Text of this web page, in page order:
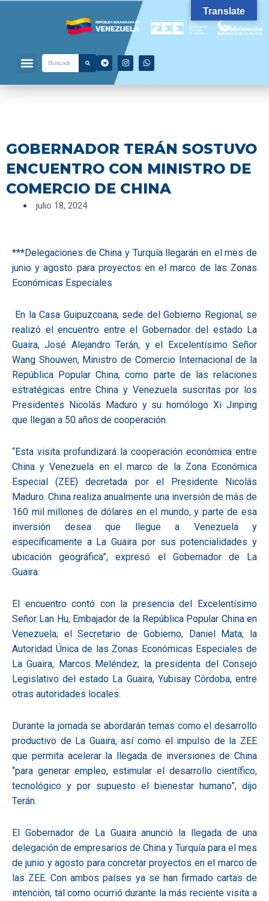
Search
Search T
e
l
I
n
s
W
h
a
Menu
GOBERNADOR TERÁN SOSTUVO
ENCUENTRO CON MINISTRO DE
COMERCIO DE CHINA
julio 18, 2024
***Delegaciones de China y Turquía llegarán en el mes de
junio y agosto para proyectos en el marco de las Zonas
Económicas Especiales
En la Casa Guipuzcoana, sede del Gobierno Regional, se
realizó el encuentro entre el Gobernador del estado La
Guaira, José Alejandro Terán, y el Excelentísimo Señor
Wang Shouwen, Ministro de Comercio Internacional de la
República Popular China, como parte de las relaciones
estratégicas entre China y Venezuela suscritas por los
Presidentes Nicolás Maduro y su homólogo Xi Jinping
que llegan a 50 años de cooperación.
“Esta visita profundizará la cooperación económica entre
China y Venezuela en el marco de la Zona Económica
Especial (ZEE) decretada por el Presidente Nicolás
Maduro. China realiza anualmente una inversión de más de
160 mil millones de dólares en el mundo, y parte de esa
inversión desea que llegue a Venezuela y
específicamente a La Guaira por sus potencialidades y
ubicación geográfica”, expresó el Gobernador de La
Guaira.
El encuentro contó con la presencia del Excelentísimo
Señor Lan Hu, Embajador de la República Popular China en
Venezuela; el Secretario de Gobierno, Daniel Mata; la
Autoridad Única de las Zonas Económicas Especiales de
La Guaira, Marcos Meléndez; la presidenta del Consejo
Legislativo del estado La Guaira, Yubisay Córdoba, entre
otras autoridades locales.
Durante la jornada se abordarán temas como el desarrollo
productivo de La Guaira, así como el impulso de la ZEE
que permita acelerar la llegada de inversiones de China
“para generar empleo, estimular el desarrollo científico,
tecnológico y por supuesto el bienestar humano”, dijo
Terán.
El Gobernador de La Guaira anunció la llegada de una
delegación de empresarios de China y Turquía para el mes
de junio y agosto para concretar proyectos en el marco de
las ZEE. Con ambos países ya se han firmado cartas de
intención, tal como ocurrió durante la más reciente visita a
Translate